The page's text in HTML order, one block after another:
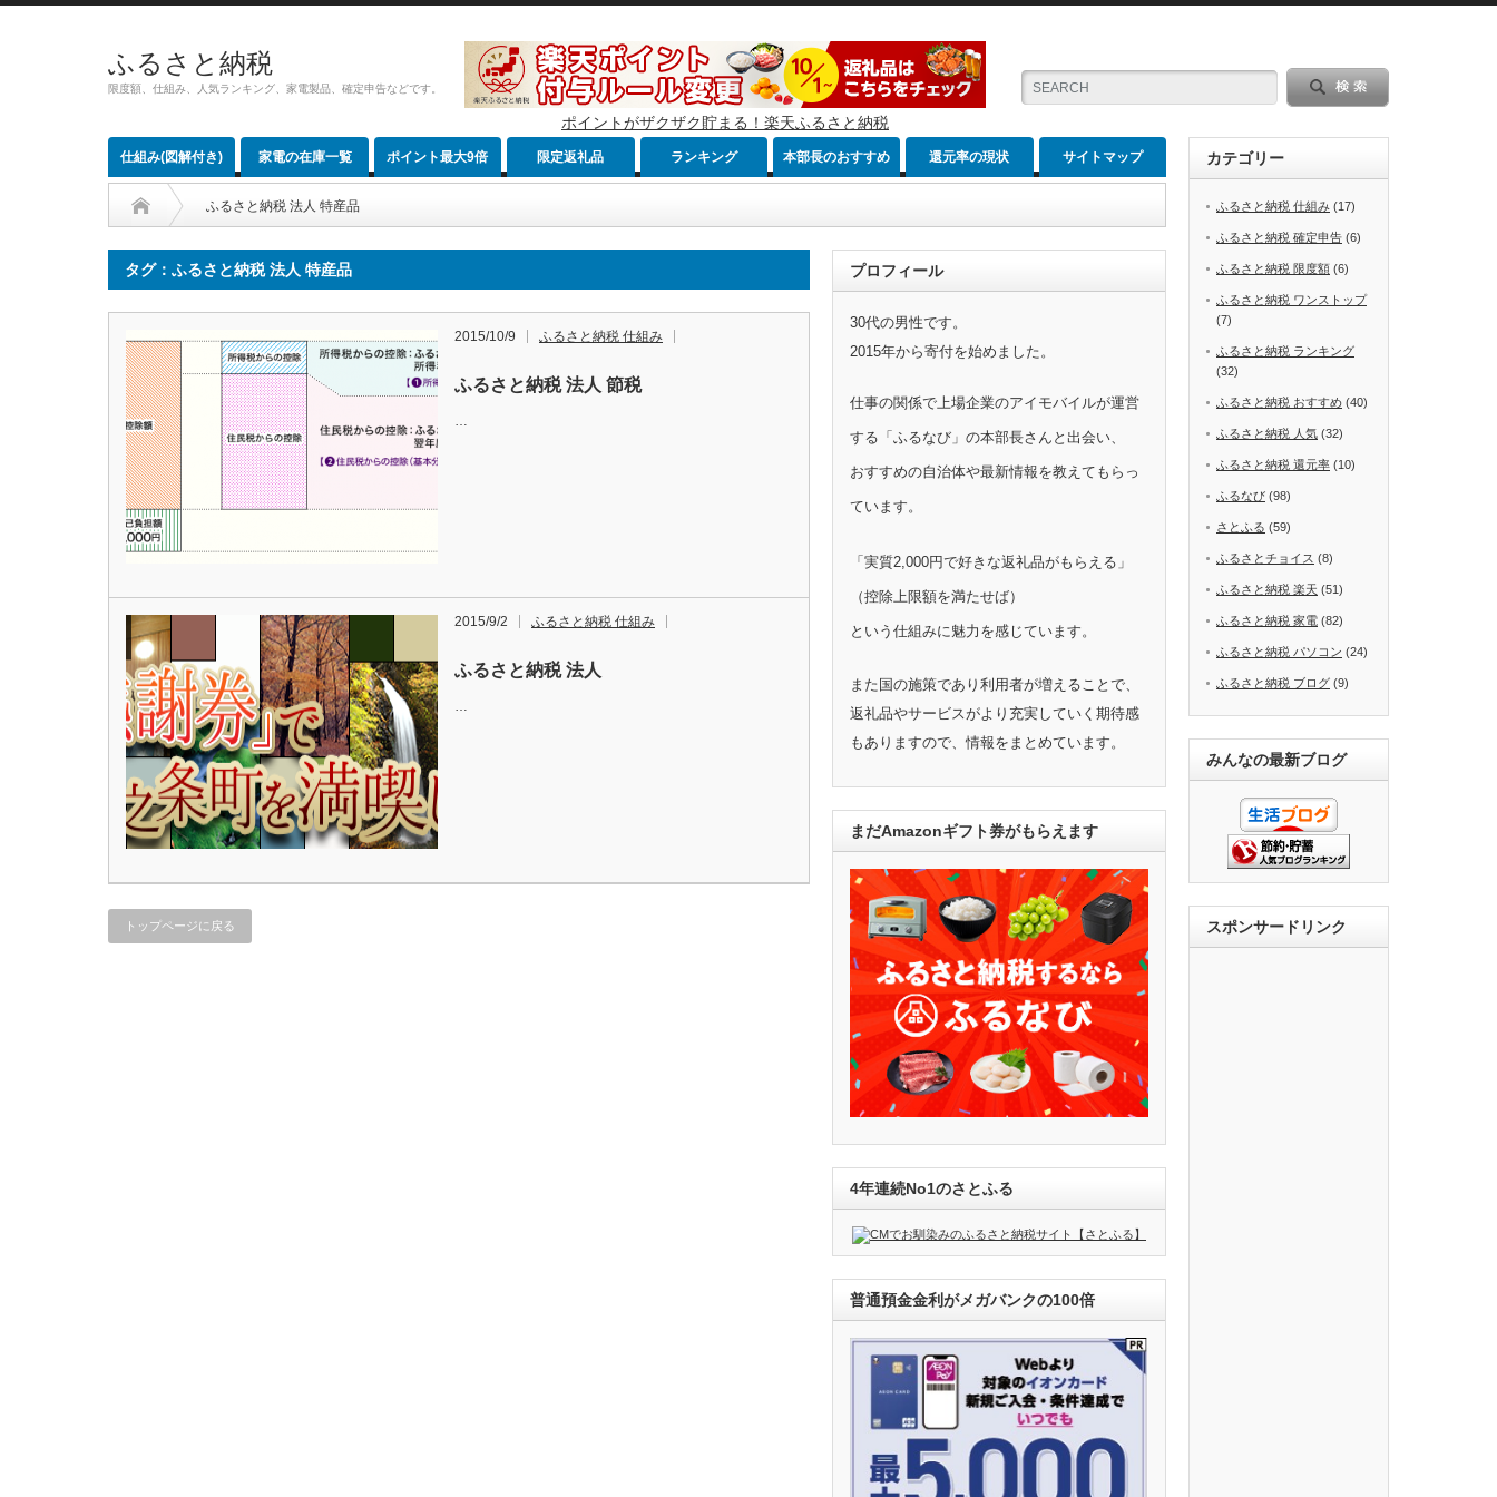
ふるさと納税
限度額、仕組み、人気ランキング、家電製品、確定申告などです。
ポイントがザクザク貯まる！楽天ふるさと納税
仕組み(図解付き) 家電の在庫一覧 ポイント最大9倍 限定返礼品 ランキング 本部長のおすすめ 還元率の現状 サイトマップ
ふるさと納税 法人 特産品
タグ：ふるさと納税 法人 特産品
2015/10/9 ふるさと納税 仕組み
ふるさと納税 法人 節税
…
2015/9/2 ふるさと納税 仕組み
ふるさと納税 法人
…
トップページに戻る
プロフィール
30代の男性です。
2015年から寄付を始めました。
仕事の関係で上場企業のアイモバイルが運営
する「ふるなび」の本部長さんと出会い、
おすすめの自治体や最新情報を教えてもらっ
ています。
「実質2,000円で好きな返礼品がもらえる」
（控除上限額を満たせば）
という仕組みに魅力を感じています。
また国の施策であり利用者が増えることで、
返礼品やサービスがより充実していく期待感
もありますので、情報をまとめています。
まだAmazonギフト券がもらえます
4年連続No1のさとふる
普通預金金利がメガバンクの100倍
カテゴリー
ふるさと納税 仕組み (17)
ふるさと納税 確定申告 (6)
ふるさと納税 限度額 (6)
ふるさと納税 ワンストップ
(7)
ふるさと納税 ランキング
(32)
ふるさと納税 おすすめ (40)
ふるさと納税 人気 (32)
ふるさと納税 還元率 (10)
ふるなび (98)
さとふる (59)
ふるさとチョイス (8)
ふるさと納税 楽天 (51)
ふるさと納税 家電 (82)
ふるさと納税 パソコン (24)
ふるさと納税 ブログ (9)
みんなの最新ブログ
スポンサードリンク